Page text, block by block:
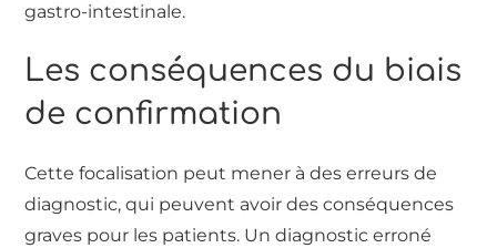
gastro-intestinale.
Les conséquences du biais
de confirmation
Cette focalisation peut mener à des erreurs de
diagnostic, qui peuvent avoir des conséquences
graves pour les patients. Un diagnostic erroné